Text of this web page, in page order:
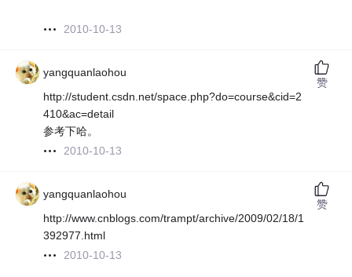
2010-10-13
yangquanlaohou
http://student.csdn.net/space.php?do=course&cid=2
410&ac=detail
参考下哈。
2010-10-13
赞
yangquanlaohou
http://www.cnblogs.com/trampt/archive/2009/02/18/1
392977.html
2010-10-13
赞